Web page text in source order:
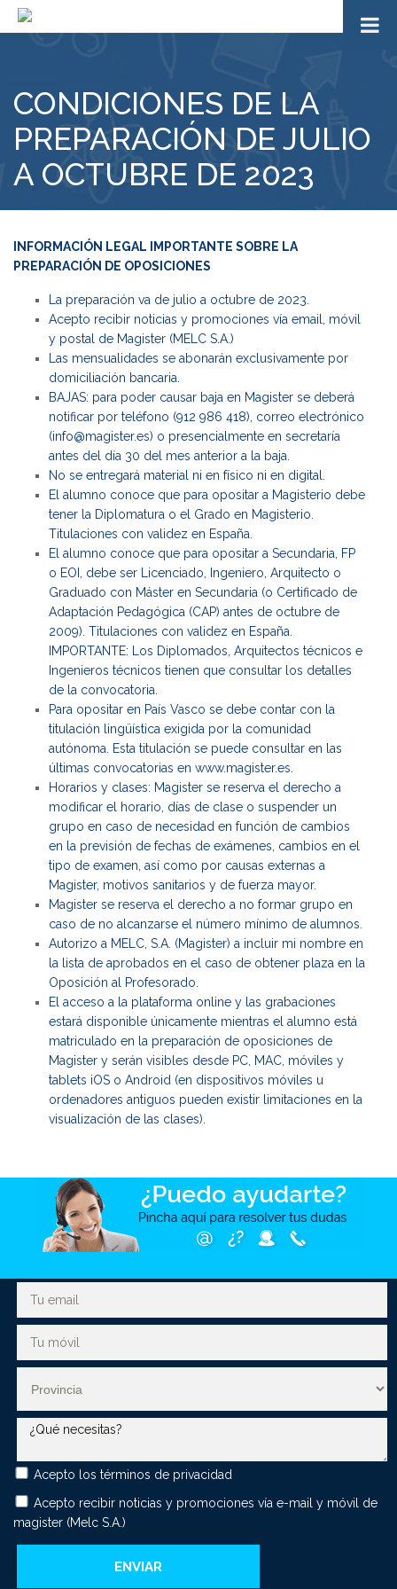
CONDICIONES DE LA
PREPARACIÓN DE JULIO
A OCTUBRE DE 2023
INFORMACIÓN LEGAL IMPORTANTE SOBRE LA
PREPARACIÓN DE OPOSICIONES
La preparación va de julio a octubre de 2023.
Acepto recibir noticias y promociones vía email, móvil
y postal de Magister (MELC S.A.)
Las mensualidades se abonarán exclusivamente por
domiciliación bancaria.
BAJAS: para poder causar baja en Magister se deberá
notificar por teléfono (912 986 418), correo electrónico
(info@magister.es) o presencialmente en secretaría
antes del día 30 del mes anterior a la baja.
No se entregará material ni en físico ni en digital.
El alumno conoce que para opositar a Magisterio debe
tener la Diplomatura o el Grado en Magisterio.
Titulaciones con validez en España.
El alumno conoce que para opositar a Secundaria, FP
o EOI, debe ser Licenciado, Ingeniero, Arquitecto o
Graduado con Máster en Secundaria (o Certificado de
Adaptación Pedagógica (CAP) antes de octubre de
2009). Titulaciones con validez en España.
IMPORTANTE: Los Diplomados, Arquitectos técnicos e
Ingenieros técnicos tienen que consultar los detalles
de la convocatoria.
Para opositar en País Vasco se debe contar con la
titulación lingüística exigida por la comunidad
autónoma. Esta titulación se puede consultar en las
últimas convocatorias en www.magister.es.
Horarios y clases: Magister se reserva el derecho a
modificar el horario, días de clase o suspender un
grupo en caso de necesidad en función de cambios
en la previsión de fechas de exámenes, cambios en el
tipo de examen, así como por causas externas a
Magister, motivos sanitarios y de fuerza mayor.
Magister se reserva el derecho a no formar grupo en
caso de no alcanzarse el número mínimo de alumnos.
Autorizo a MELC, S.A. (Magister) a incluir mi nombre en
la lista de aprobados en el caso de obtener plaza en la
Oposición al Profesorado.
El acceso a la plataforma online y las grabaciones
estará disponible únicamente mientras el alumno está
matriculado en la preparación de oposiciones de
Magister y serán visibles desde PC, MAC, móviles y
tablets iOS o Android (en dispositivos móviles u
ordenadores antiguos pueden existir limitaciones en la
visualización de las clases).
Acepto los términos de privacidad
Acepto recibir noticias y promociones vía e-mail y móvil de
magister (Melc S.A.)